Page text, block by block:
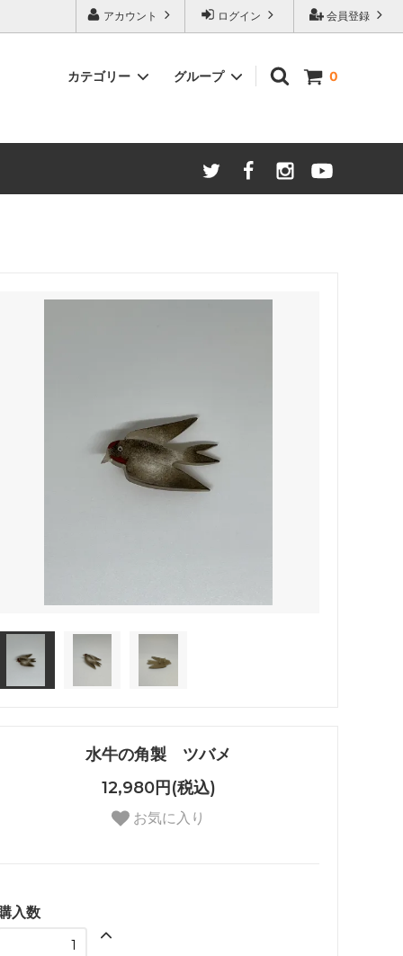
会員登録
ログイン
アカウント
0
カテゴリー グループ
水牛の角製 ツバメ
12,980円(税込)
お気に入り
入数